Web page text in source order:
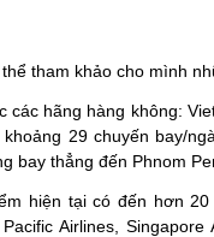
tham khảo cho mình
hãng hàng không:
29 chuyến bay/
bay thẳng đến Phnom
hiện tại có đến hơn 20
Airlines,